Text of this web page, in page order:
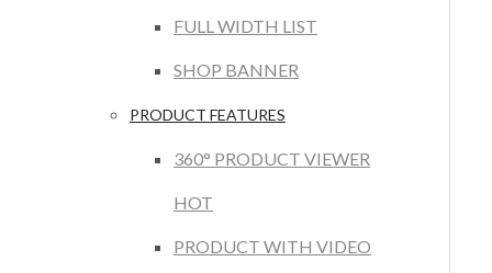
FULL WIDTH LIST
SHOP BANNER
PRODUCT FEATURES
360° PRODUCT VIEWER
HOT
PRODUCT WITH VIDEO